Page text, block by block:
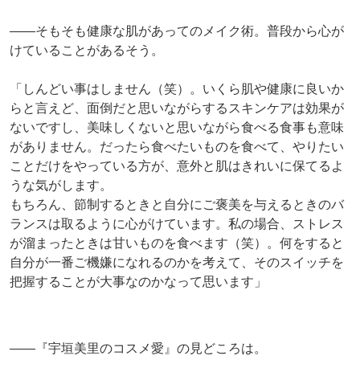
――そもそも健康な肌があってのメイク術。普段から心が
けていることがあるそう。
「しんどい事はしません（笑）。いくら肌や健康に良いか
らと言えど、面倒だと思いながらするスキンケアは効果が
ないですし、美味しくないと思いながら食べる食事も意味
がありません。だったら食べたいものを食べて、やりたい
ことだけをやっている方が、意外と肌はきれいに保てるよ
うな気がします。
もちろん、節制するときと自分にご褒美を与えるときのバ
ランスは取るように心がけています。私の場合、ストレス
が溜まったときは甘いものを食べます（笑）。何をすると
自分が一番ご機嫌になれるのかを考えて、そのスイッチを
把握することが大事なのかなって思います」
――『宇垣美里のコスメ愛』の見どころは。